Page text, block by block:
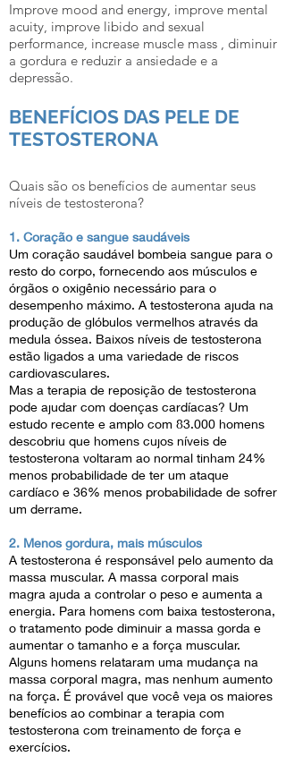
​Improve mood and energy, ​improve mental
acuity, ​improve libido and sexual
performance, ​increase muscle mass , diminuir
a gordura e ​reduzir a ansiedade e a
depressão.
BENEFÍCIOS DAS PELE DE
TESTOSTERONA
Quais são os benefícios de aumentar seus
níveis de testosterona?
1. Coração e sangue saudáveis
Um coração saudável bombeia sangue para o
resto do corpo, fornecendo aos músculos e
órgãos o oxigênio necessário para o
desempenho máximo. A testosterona ajuda na
produção de glóbulos vermelhos através da
medula óssea. Baixos níveis de testosterona
estão ligados a uma variedade de riscos
cardiovasculares.
Mas a terapia de reposição de testosterona
pode ajudar com doenças cardíacas? Um
estudo recente e amplo com 83.000 homens
descobriu que homens cujos níveis de
testosterona voltaram ao normal tinham 24%
menos probabilidade de ter um ataque
cardíaco e 36% menos probabilidade de sofrer
um derrame.
2. Menos gordura, mais músculos
A testosterona é responsável pelo aumento da
massa muscular. A massa corporal mais
magra ajuda a controlar o peso e aumenta a
energia. Para homens com baixa testosterona,
o tratamento pode diminuir a massa gorda e
aumentar o tamanho e a força muscular.
Alguns homens relataram uma mudança na
massa corporal magra, mas nenhum aumento
na força. É provável que você veja os maiores
benefícios ao combinar a terapia com
testosterona com treinamento de força e
exercícios.